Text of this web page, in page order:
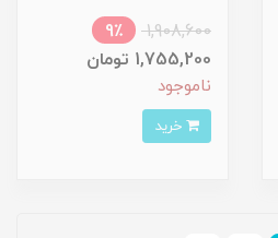
1,908,600
9٪
1,755,200 تومان
ناموجود